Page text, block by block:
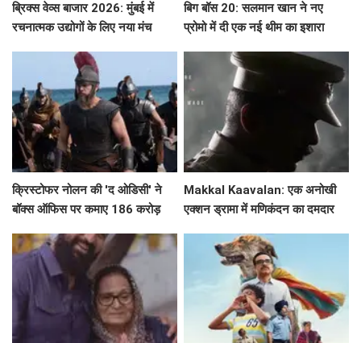
ब्रिक्स वेव्स बाजार 2026: मुंबई में
रचनात्मक उद्योगों के लिए नया मंच
बिग बॉस 20: सलमान खान ने नए
प्रोमो में दी एक नई थीम का इशारा
क्रिस्टोफर नोलन की 'द ओडिसी' ने
बॉक्स ऑफिस पर कमाए 186 करोड़
Makkal Kaavalan: एक अनोखी
एक्शन ड्रामा में मणिकंदन का दमदार